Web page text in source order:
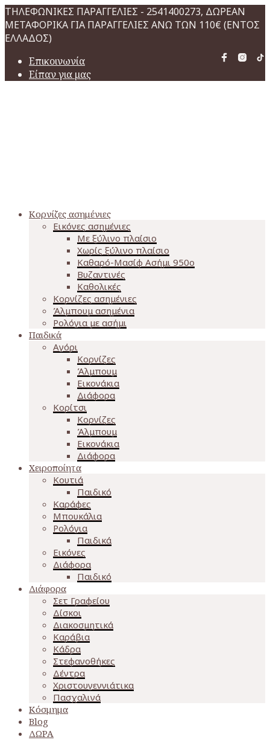
ΤΗΛΕΦΩΝΙΚΕΣ ΠΑΡΑΓΓΕΛΙΕΣ - 2541400273, ΔΩΡΕΑΝ
ΜΕΤΑΦΟΡΙΚΑ ΓΙΑ ΠΑΡΑΓΓΕΛΙΕΣ ΑΝΩ ΤΩΝ 110€ (ΕΝΤΟΣ
ΕΛΛΑΔΟΣ)
Επικοινωνία
Είπαν για μας
Κορνίζες ασημένιες
Εικόνες ασημένιες
Με ξύλινο πλαίσιο
Χωρίς ξύλινο πλαίσιο
Καθαρό-Μασίφ Ασήμι 950o
Βυζαντινές
Καθολικές
Κορνίζες ασημένιες
Άλμπουμ ασημένια
Ρολόγια με ασήμι
Παιδικά
Αγόρι
Κορνίζες
Άλμπουμ
Εικονάκια
Διάφορα
Κορίτσι
Κορνίζες
Άλμπουμ
Εικονάκια
Διάφορα
Χειροποίητα
Κουτιά
Παιδικό
Καράφες
Μπουκάλια
Ρολόγια
Παιδικά
Εικόνες
Διάφορα
Παιδικό
Διάφορα
Σετ Γραφείου
Δίσκοι
Διακοσμητικά
Καράβια
Κάδρα
Στεφανοθήκες
Δέντρα
Χριστουγεννιάτικα
Πασχαλινά
Κόσμημα
Blog
ΔΩΡΑ